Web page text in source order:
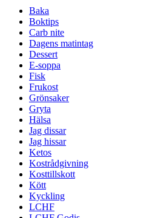
Baka
Boktips
Carb nite
Dagens matintag
Dessert
E-soppa
Fisk
Frukost
Grönsaker
Gryta
Hälsa
Jag dissar
Jag hissar
Ketos
Kostrådgivning
Kosttillskott
Kött
Kyckling
LCHF